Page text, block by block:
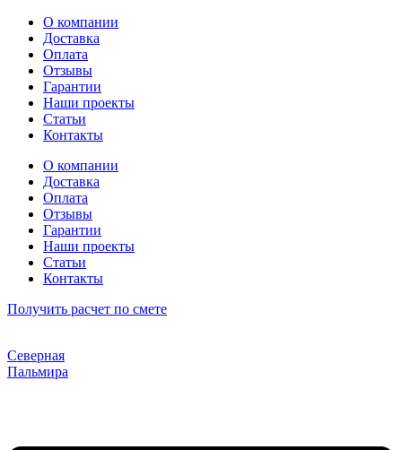
Перейти
содержимому
О компании
Доставка
Оплата
Отзывы
Гарантии
Наши проекты
Статьи
Контакты
О компании
Доставка
Оплата
Отзывы
Гарантии
Наши проекты
Статьи
Контакты
Получить расчет по смете
Северная
Пальмира